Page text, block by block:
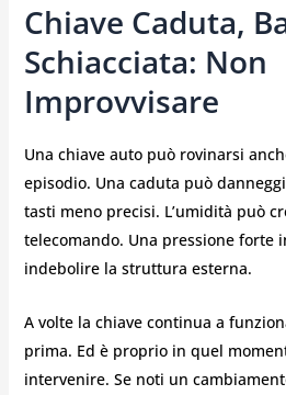
Chiave Caduta,
Schiacciata: Non
Improvvisare
Una chiave auto può rovinarsi
episodio. Una caduta può
tasti meno precisi. L’umidità può
telecomando. Una pressione forte
indebolire la struttura esterna.
A volte la chiave continua a
prima. Ed è proprio in quel
intervenire. Se noti un